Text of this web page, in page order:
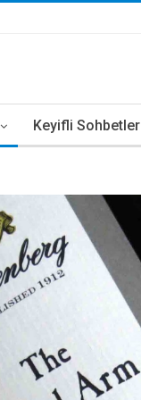
Keyifli Sohbetler